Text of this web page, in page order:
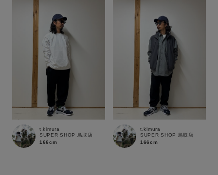
この条件で絞り込む
t.kimura
SUPER SHOP 鳥取店
166cm
t.kimura
SUPER SHOP 鳥取店
166cm